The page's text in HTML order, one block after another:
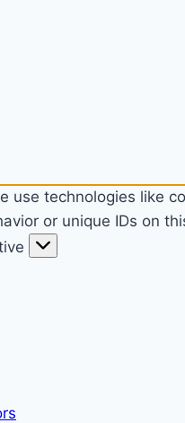
use technologies like
or unique IDs on